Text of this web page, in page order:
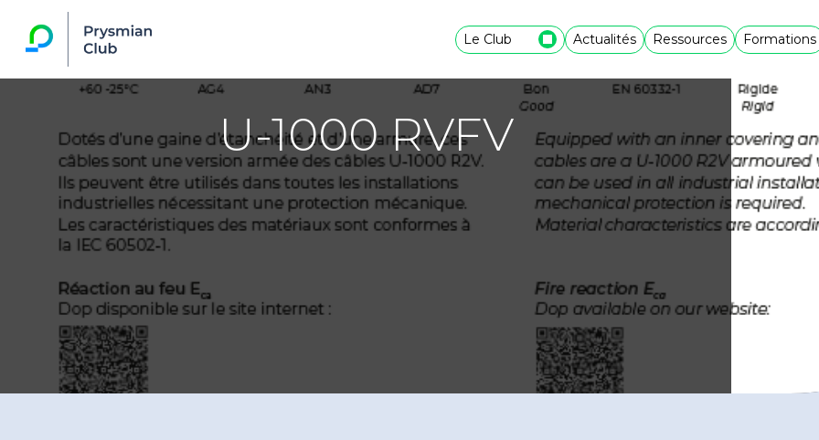
Le Club Actualités Ressources Formations
U-1000 RVFV